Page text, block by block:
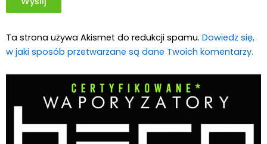
Ta strona używa Akismet do redukcji spamu. Dowiedz się,
w jaki sposób przetwarzane są dane Twoich komentarzy.